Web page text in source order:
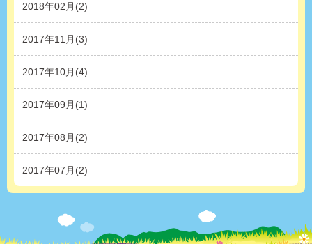
2018年02月(2)
2017年11月(3)
2017年10月(4)
2017年09月(1)
2017年08月(2)
2017年07月(2)